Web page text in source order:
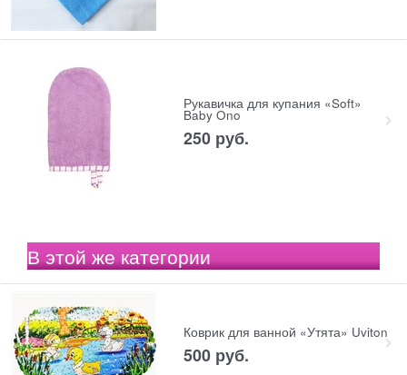
Рукавичка для купания «Soft»
Baby Ono
250 руб.
В этой же категории
Коврик для ванной «Утята» Uviton
500 руб.